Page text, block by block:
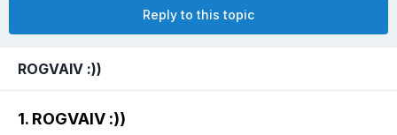
Reply to this topic
ROGVAIV :))
1. ROGVAIV :))